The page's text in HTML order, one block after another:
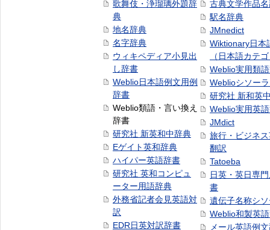
歌舞伎・浄瑠璃外題辞
典
地名辞典
名字辞典
ウィキペディア小見出
し辞書
Weblio日本語例文用例
辞書
Weblio類語・言い換え
辞書
研究社 新英和中辞典
Eゲイト英和辞典
ハイパー英語辞書
研究社 英和コンピュ
ーター用語辞典
外務省記者会見英語対
訳
EDR日英対訳辞書
古典文学作品
駅名辞典
JMnedict
Wiktionary日本
（日本語カテ
Weblio実用類
Weblioシソー
研究社 新和英
Weblio実用英
JMdict
旅行・ビジネ
翻訳
Tatoeba
日英・英日専
書
遺伝子名称シ
Weblio和製英
メール英語例